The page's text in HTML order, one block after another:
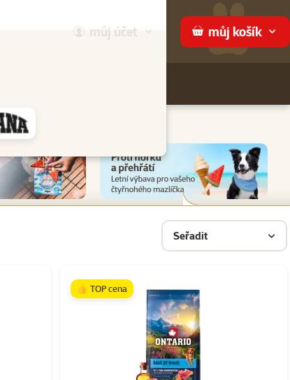
můj účet můj košík
Seřadit
👍 TOP cena